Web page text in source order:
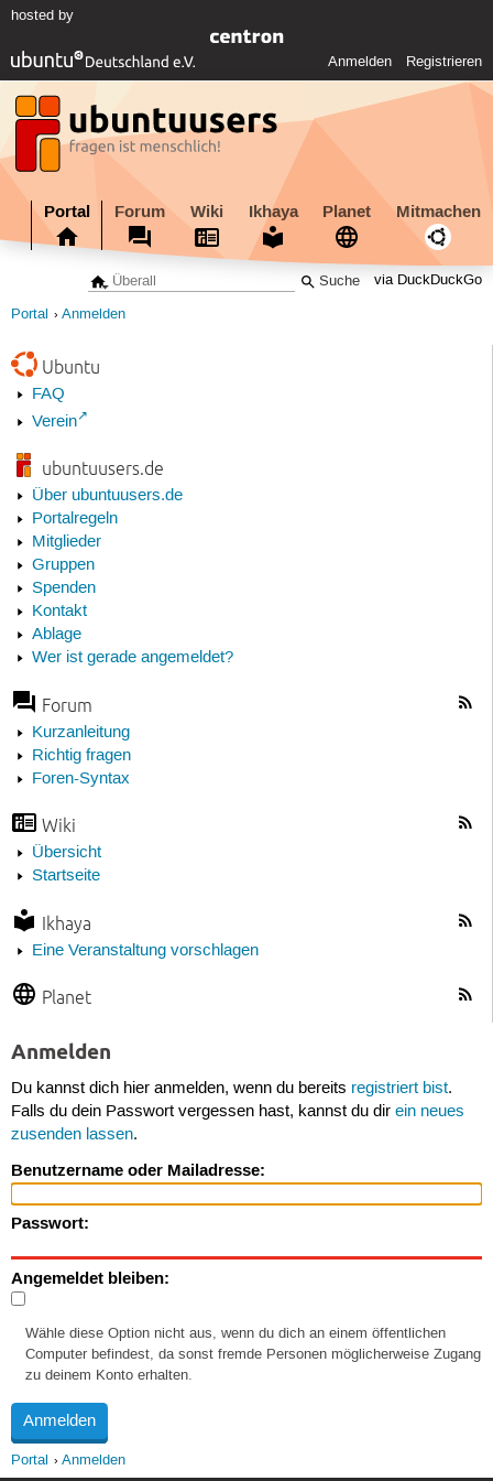
hosted by
Anmelden Registrieren
Portal Forum Wiki Ikhaya Planet Mitmachen
via DuckDuckGo
Portal Anmelden
Ubuntu
FAQ
Verein
ubuntuusers.de
Über ubuntuusers.de
Portalregeln
Mitglieder
Gruppen
Spenden
Kontakt
Ablage
Wer ist gerade angemeldet?
Forum
Kurzanleitung
Richtig fragen
Foren-Syntax
Wiki
Übersicht
Startseite
Ikhaya
Eine Veranstaltung vorschlagen
Planet
Anmelden
Du kannst dich hier anmelden, wenn du bereits registriert bist.
Falls du dein Passwort vergessen hast, kannst du dir ein neues
zusenden lassen.
Benutzername oder Mailadresse:
Passwort:
Angemeldet bleiben:
Wähle diese Option nicht aus, wenn du dich an einem öffentlichen
Computer befindest, da sonst fremde Personen möglicherweise Zugang
zu deinem Konto erhalten.
Portal Anmelden